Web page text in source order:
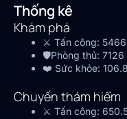
Thống kê
Khám phá
⚔️ Tấn công: 5466
🛡️Phòng thủ: 7126
❤️ Sức khỏe:
Chuyến thám hiểm
⚔️ Tấn công: